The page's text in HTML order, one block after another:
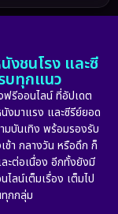
(5)
(56)
(10)
(24)
1983
1962
ชนโรง และซี
บทุกแนว
รีออนไลน์ ที่อัปเดต
งมาแรง และซีรีย์ยอด
มบันเทิง พร้อมรองรับ
ช้า กลางวัน หรือดึก ก็
ะต่อเนื่อง อีกทั้งยังมี
ลน์เต็มเรื่อง เต็มไป
กกลุ่ม